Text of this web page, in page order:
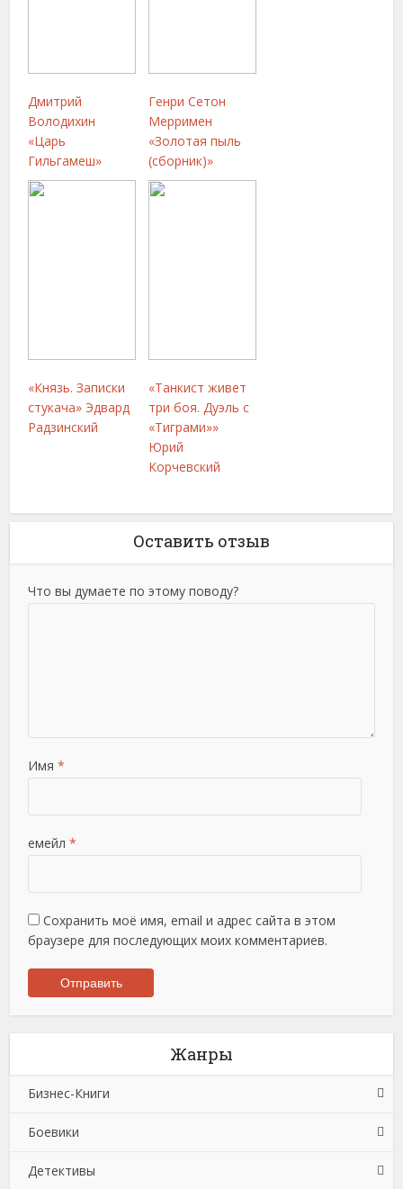
Дмитрий
Володихин
«Царь
Гильгамеш»
Генри Сетон
Мерримен
«Золотая пыль
(сборник)»
«Князь. Записки
стукача» Эдвард
Радзинский
«Танкист живет
три боя. Дуэль с
«Тиграми»»
Юрий
Корчевский
Оставить отзыв
Что вы думаете по этому поводу?
Имя *
емейл *
Сохранить моё имя, email и адрес сайта в этом
браузере для последующих моих комментариев.
Жанры
Бизнес-Книги
Банковское дело
Бухучет, налогообложение, аудит
Боевики
Боевики: Прочее
Детективы